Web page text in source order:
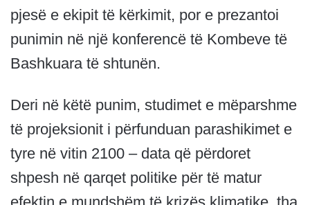
pjesë e ekipit të kërkimit, por e prezantoi
punimin në një konferencë të Kombeve të
Bashkuara të shtunën.
Deri në këtë punim, studimet e mëparshme
të projeksionit i përfunduan parashikimet e
tyre në vitin 2100 – data që përdoret
shpesh në qarqet politike për të matur